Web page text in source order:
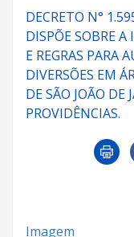
DECRETO N°
DISPÕE SOBRE
E REGRAS PARA
DIVERSÕES EM
DE SÃO JOÃO DE
PROVIDÊNCIAS.
Imagem